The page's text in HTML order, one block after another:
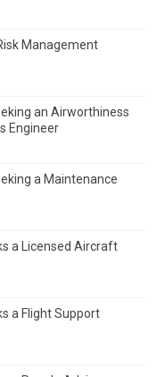
Management
an Airworthiness
Engineer
a Maintenance
a Licensed Aircraft
a Flight Support